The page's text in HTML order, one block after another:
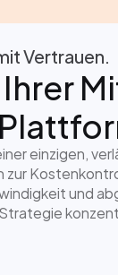
Vertrauen.
Ihrer
einzigen,
zur
und